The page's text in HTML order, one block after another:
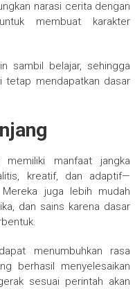
narasi cerita dengan
membuat karakter
sambil belajar, sehingga
tetap mendapatkan dasar
manfaat jangka
kreatif, dan adaptif—
juga lebih mudah
dan sains karena dasar
menumbuhkan rasa
berhasil menyelesaikan
sesuai perintah akan